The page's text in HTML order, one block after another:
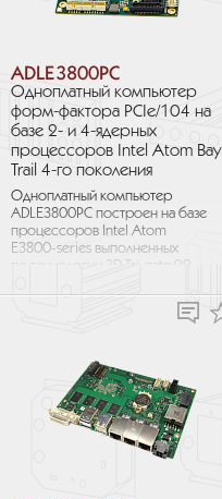
ADLE3800PC
Одноплатный компьютер
форм-фактора PCIe/104 на
базе 2- и 4-ядерных
процессоров Intel Atom Bay
Trail 4-го поколения
Одноплатный компьютер
ADLE3800PC построен на базе
процессоров Intel Atom
E3800-series выполненных
по технологии 3D Tri-gate 22-
вычислительной...